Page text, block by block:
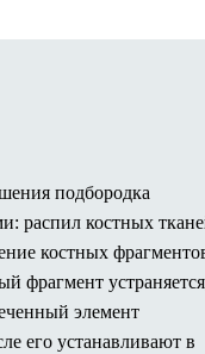
подбородка
распил костных
костных
фрагмент
элемент
его устанавливают в